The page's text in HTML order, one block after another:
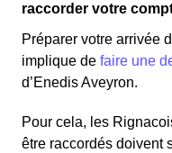
raccorder votre
Préparer votre arrivée
implique de faire une
d’Enedis Aveyron.
Pour cela, les
être raccordés doivent